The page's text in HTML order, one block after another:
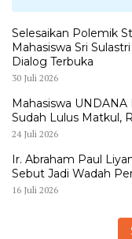
Selesaikan Polemik
Mahasiswa Sri
Dialog Terbuka
30 Juli 2026
Mahasiswa UNDANA
Sudah Lulus Matkul,
24 Juli 2026
Ir. Abraham Paul
Sebut Jadi Wadah
16 Juli 2026